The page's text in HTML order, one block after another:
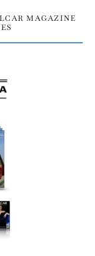
MAGAZINE